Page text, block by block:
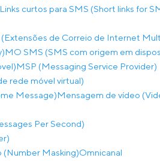
Links curtos para SMS (Short links for
de Correio de Internet
MO SMS (SMS com origem em
MSP (Messaging Service Provider)
rede móvel virtual)
Message)Mensagem de vídeo
Per Second)
(Number Masking)Omnicanal